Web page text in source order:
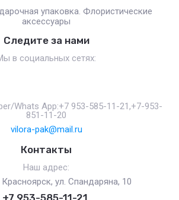
упаковка. Флористические
аксессуары
Следите за нами
в социальных сетях:
Whats App:+7 953-585-11-21,+7-953-
851-11-20
vilora-pak@mail.ru
Контакты
Наш адрес:
Красноярск, ул. Спандаряна, 10
+7 953-585-11-21